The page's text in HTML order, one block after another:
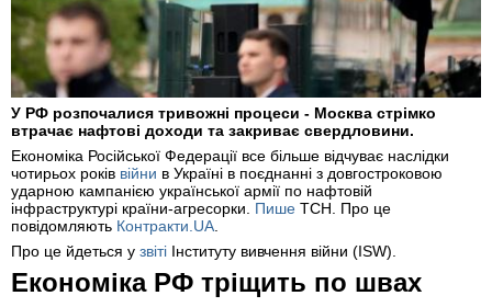
У РФ розпочалися тривожні процеси - Москва стрімко
втрачає нафтові доходи та закриває свердловини.
Економіка Російської Федерації все більше відчуває наслідки
чотирьох років війни в Україні в поєднанні з довгостроковою
ударною кампанією української армії по нафтовій
інфраструктурі країни-агресорки. Пише ТСН. Про це
повідомляють Контракти.UA.
Про це йдеться у звіті Інституту вивчення війни (ISW).
Економіка РФ тріщить по швах